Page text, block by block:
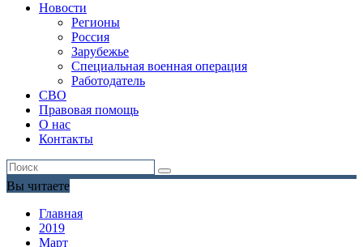
Новости
Регионы
Россия
Зарубежье
Специальная военная операция
Работодатель
СВО
Правовая помощь
О нас
Контакты
Вы читаете
Главная
2019
Март